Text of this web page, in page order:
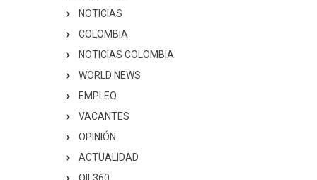
NOTICIAS
COLOMBIA
NOTICIAS COLOMBIA
WORLD NEWS
EMPLEO
VACANTES
OPINIÓN
ACTUALIDAD